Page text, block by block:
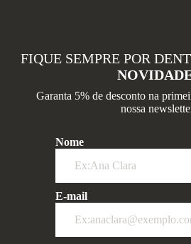
FIQUE SEMPRE POR
Garanta 5% de desconto na
nossa
Nome
E-mail